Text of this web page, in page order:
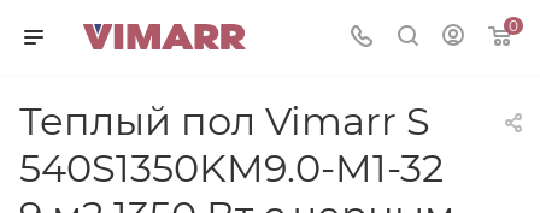
0
Теплый пол Vimarr S
540S1350KM9.0-M1-32